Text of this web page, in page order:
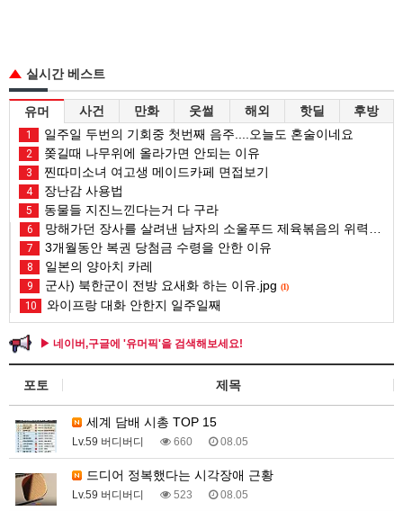
실시간 베스트
유머 사건 만화 웃썰 해외 핫딜 후방
1 일주일 두번의 기회중 첫번째 음주....오늘도 혼술이네요
2 쫒길때 나무위에 올라가면 안되는 이유
3 찐따미소녀 여고생 메이드카페 면접보기
4 장난감 사용법
5 동물들 지진느낀다는거 다 구라
6 망해가던 장사를 살려낸 남자의 소울푸드 제육볶음의 위력 ㅋㅋ
7 3개월동안 복권 당첨금 수령을 안한 이유
8 일본의 양아치 카레
9 군사) 북한군이 전방 요새화 하는 이유.jpg (1)
10 와이프랑 대화 안한지 일주일째
▶ 네이버,구글에 '유머픽'을 검색해보세요!
포토 제목
세계 담배 시총 TOP 15
Lv.59 버디버디 660 08.05
드디어 정복했다는 시각장애 근황
Lv.59 버디버디 523 08.05